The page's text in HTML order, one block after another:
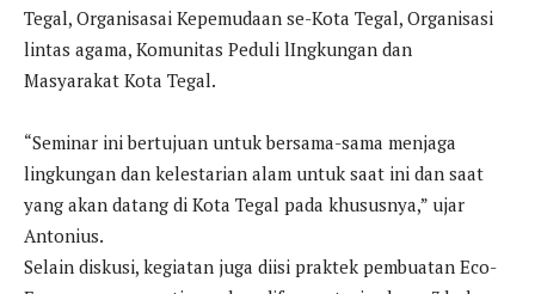
Tegal, Organisasai Kepemudaan se-Kota Tegal, Organisasi
lintas agama, Komunitas Peduli lIngkungan dan
Masyarakat Kota Tegal.
“Seminar ini bertujuan untuk bersama-sama menjaga
lingkungan dan kelestarian alam untuk saat ini dan saat
yang akan datang di Kota Tegal pada khususnya,” ujar
Antonius.
Selain diskusi, kegiatan juga diisi praktek pembuatan Eco-